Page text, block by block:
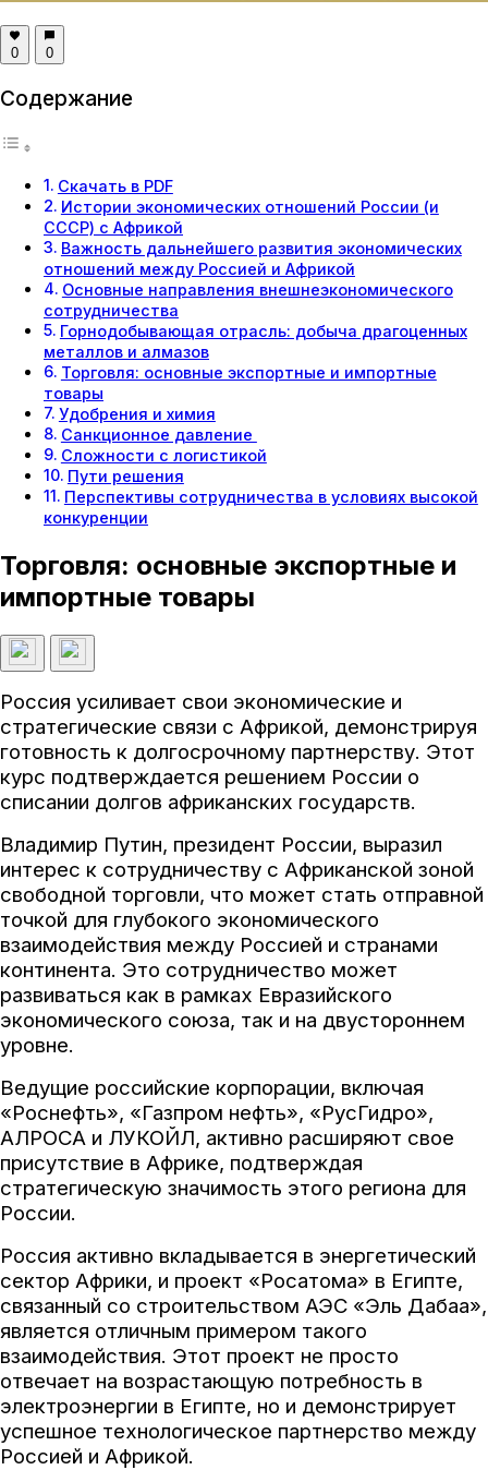
0 0
Содержание
Скачать в PDF
Истории экономических отношений России (и
СССР) с Африкой
Важность дальнейшего развития экономических
отношений между Россией и Африкой
Основные направления внешнеэкономического
сотрудничества
Горнодобывающая отрасль: добыча драгоценных
металлов и алмазов
Торговля: основные экспортные и импортные
товары
Удобрения и химия
Санкционное давление
Сложности с логистикой
Пути решения
Перспективы сотрудничества в условиях высокой
конкуренции
Торговля: основные экспортные и
импортные товары
Россия усиливает свои экономические и
стратегические связи с Африкой, демонстрируя
готовность к долгосрочному партнерству. Этот
курс подтверждается решением России о
списании долгов африканских государств.
Владимир Путин, президент России, выразил
интерес к сотрудничеству с Африканской зоной
свободной торговли, что может стать отправной
точкой для глубокого экономического
взаимодействия между Россией и странами
континента. Это сотрудничество может
развиваться как в рамках Евразийского
экономического союза, так и на двустороннем
уровне.
Ведущие российские корпорации, включая
«Роснефть», «Газпром нефть», «РусГидро»,
АЛРОСА и ЛУКОЙЛ, активно расширяют свое
присутствие в Африке, подтверждая
стратегическую значимость этого региона для
России.
Россия активно вкладывается в энергетический
сектор Африки, и проект «Росатома» в Египте,
связанный со строительством АЭС «Эль Дабаа»,
является отличным примером такого
взаимодействия. Этот проект не просто
отвечает на возрастающую потребность в
электроэнергии в Египте, но и демонстрирует
успешное технологическое партнерство между
Россией и Африкой.